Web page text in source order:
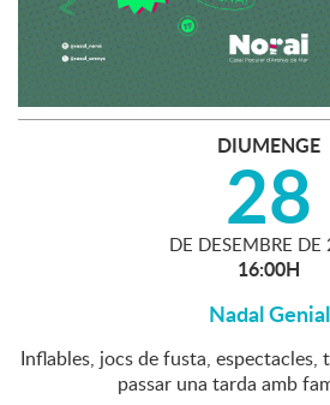
DIUMENGE
28
DE DESEMBRE DE
16:00H
Nadal Genial
Inflables, jocs de fusta, espectacles,
passar una tarda amb